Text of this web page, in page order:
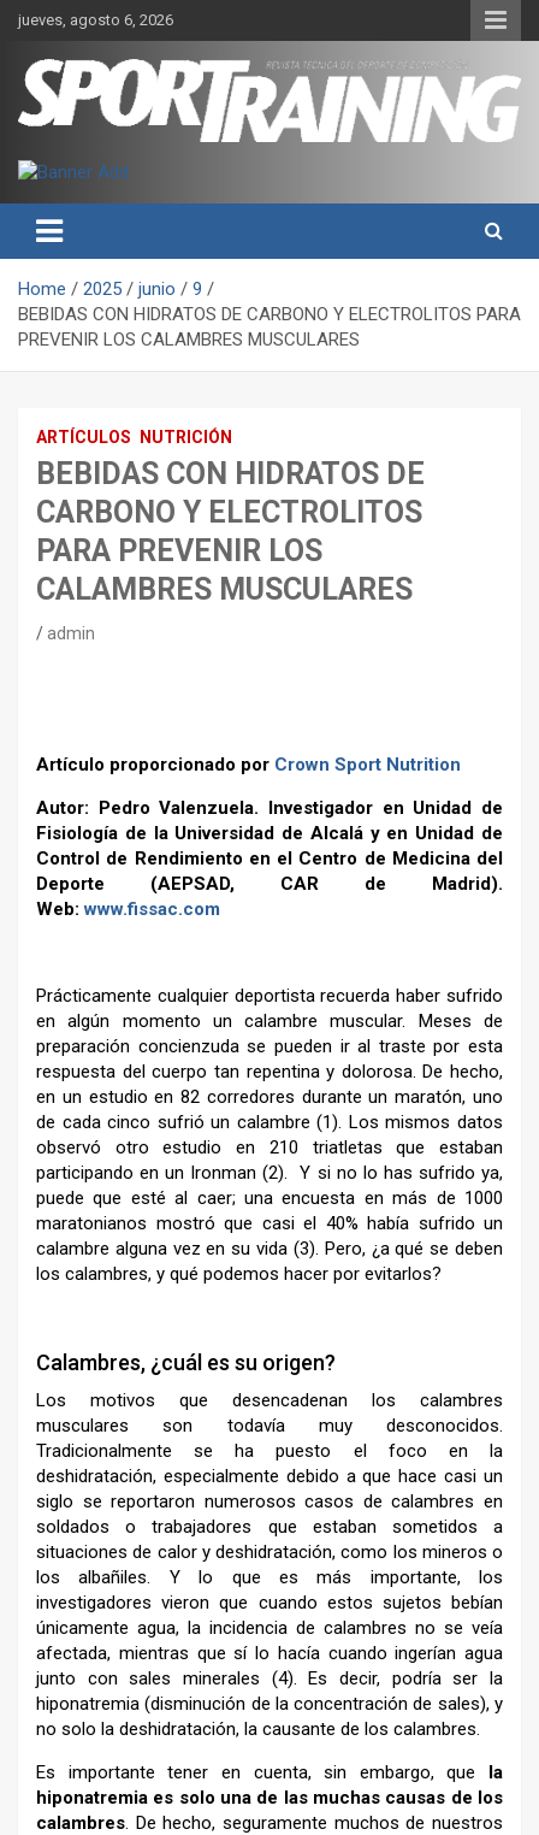
Skip
content
jueves, agosto 6, 2026
Revista técnica del deporte
Sport Training
rendimiento, nutrición y entrenamiento.
Home 2025 junio
9
BEBIDAS CON HIDRATOS DE CARBONO Y ELECTROLITOS PARA
PREVENIR LOS CALAMBRES MUSCULARES
ARTÍCULOS NUTRICIÓN
BEBIDAS CON HIDRATOS DE
CARBONO Y ELECTROLITOS
PARA PREVENIR LOS
CALAMBRES MUSCULARES
admin
Artículo proporcionado por Crown Sport Nutrition
Autor: Pedro Valenzuela. Investigador en Unidad de
Fisiología de la Universidad de Alcalá y en Unidad de
Control de Rendimiento en el Centro de Medicina del
Deporte (AEPSAD, CAR de Madrid).
Web: www.fissac.com
Prácticamente cualquier deportista recuerda haber sufrido
en algún momento un calambre muscular. Meses de
preparación concienzuda se pueden ir al traste por esta
respuesta del cuerpo tan repentina y dolorosa. De hecho,
en un estudio en 82 corredores durante un maratón, uno
de cada cinco sufrió un calambre (1). Los mismos datos
observó otro estudio en 210 triatletas que estaban
participando en un Ironman (2). Y si no lo has sufrido ya,
puede que esté al caer; una encuesta en más de 1000
maratonianos mostró que casi el 40% había sufrido un
calambre alguna vez en su vida (3). Pero, ¿a qué se deben
los calambres, y qué podemos hacer por evitarlos?
Calambres, ¿cuál es su origen?
Los motivos que desencadenan los calambres
musculares son todavía muy desconocidos.
Tradicionalmente se ha puesto el foco en la
deshidratación, especialmente debido a que hace casi un
siglo se reportaron numerosos casos de calambres en
soldados o trabajadores que estaban sometidos a
situaciones de calor y deshidratación, como los mineros o
los albañiles. Y lo que es más importante, los
investigadores vieron que cuando estos sujetos bebían
únicamente agua, la incidencia de calambres no se veía
afectada, mientras que sí lo hacía cuando ingerían agua
junto con sales minerales (4). Es decir, podría ser la
hiponatremia (disminución de la concentración de sales), y
no solo la deshidratación, la causante de los calambres.
Es importante tener en cuenta, sin embargo, que la
hiponatremia es solo una de las muchas causas de los
calambres. De hecho, seguramente muchos de nuestros